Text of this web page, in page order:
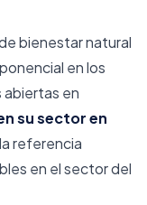
bienestar natural
en los
abiertas en
su sector en
referencia
en el sector del